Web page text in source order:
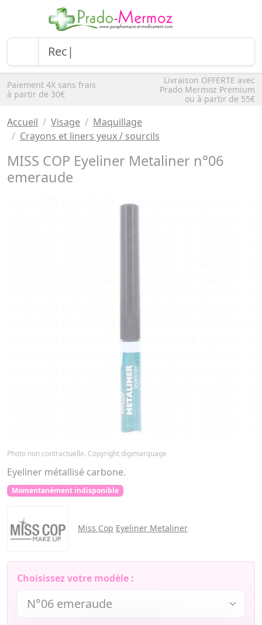
Paiement 4X sans frais
à partir de 30€
Livraison OFFERTE avec
Prado Mermoz Premium
ou à partir de 55€
Accueil Visage
Maquillage
Crayons et liners yeux / sourcils
MISS COP Eyeliner Metaliner n°06
emeraude
Photo non contractuelle. Copyright digimarquage
Eyeliner métallisé carbone.
Momentanément indisponible
Miss Cop Eyeliner Metaliner
Choisissez votre modèle :